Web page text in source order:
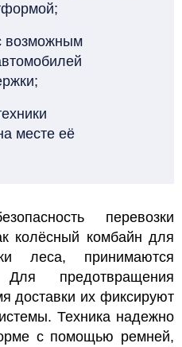
возможным
месте её
перевозки
колёсный комбайн для
леса, принимаются
предотвращения
доставки их фиксируют
Техника надежно
с помощью ремней,